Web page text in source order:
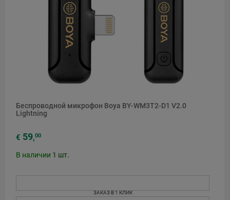
Беспроводной микрофон Boya BY-WM3T2-D1 V2.0
Lightning
€ 59,00
В наличии 1 шт.
ЗАКАЗ В 1 КЛИК